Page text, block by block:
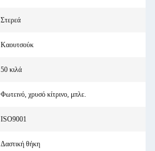
Στερεά
Καουτσούκ
50 κιλά
Φωτεινό, χρυσό κίτρινο, μπλε.
ISO9001
Δαστική θήκη